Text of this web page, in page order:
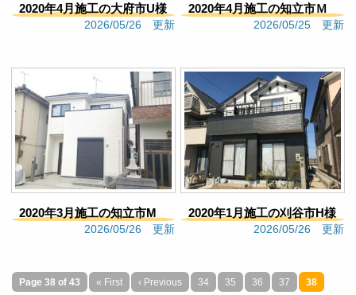
をしていただき職人さん達にも感謝しております。
今後も保証期間お世話になりますがよろしくお願い
Google口コミ
MO121
8 months ago
見積もりの段階から丁寧に対
応していただき施工完了までお世話になりました。
他社と検討しておりましたがエムアールさんに依頼
をして良かったです。施工中も点検やしっかり作業
今後も保証期間お世話になりますがよろしくお願い
いたします。地元密着の信頼できる塗装会社だと思
口コミ一覧を見る
2020年4月施工の大府市U様
2026/05/26 更新
2020年4月施工の知立市Ｍ
2026/05/25 更新
2020年3月施工の知立市M
2026/05/26 更新
2020年1月施工の刈谷市H様
2026/05/26 更新
Page 38 of 43 « First ‹ Previous 34 35 36 37 38